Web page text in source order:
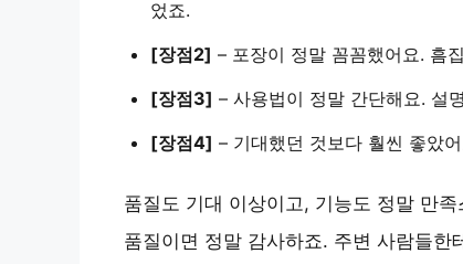
었죠.
[장점2] – 포장이 정말 꼼꼼했어요. 흠
[장점3] – 사용법이 정말 간단해요. 설
[장점4] – 기대했던 것보다 훨씬 좋았
품질도 기대 이상이고, 기능도 정말 만
품질이면 정말 감사하죠. 주변 사람들한